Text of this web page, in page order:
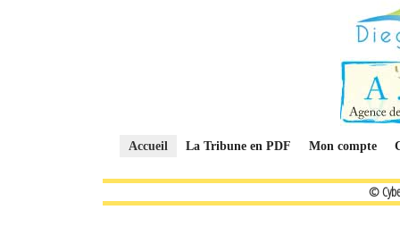
Accueil La Tribune en PDF Mon compte
©